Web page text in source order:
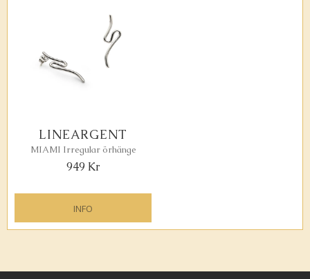
LINEARGENT
MIAMI Irregular örhänge
949 Kr
INFO